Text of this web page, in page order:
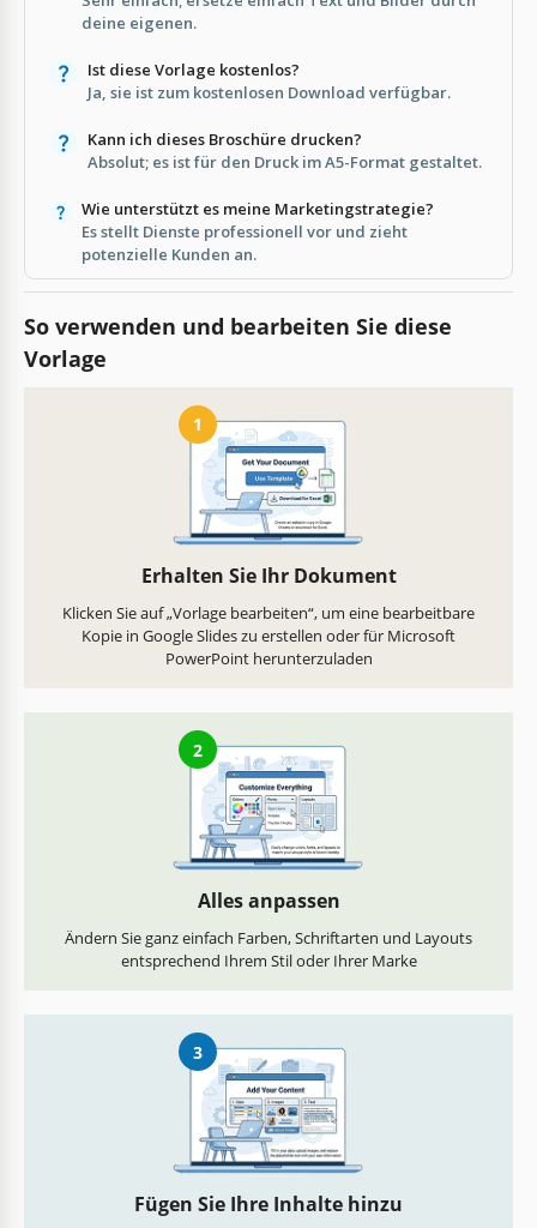
deine eigenen.
Ist diese Vorlage kostenlos?
Ja, sie ist zum kostenlosen Download verfügbar.
Kann ich dieses Broschüre drucken?
Absolut; es ist für den Druck im A5-Format gestaltet.
Wie unterstützt es meine Marketingstrategie?
Es stellt Dienste professionell vor und zieht
potenzielle Kunden an.
So verwenden und bearbeiten Sie diese
Vorlage
1
Erhalten Sie Ihr Dokument
Klicken Sie auf „Vorlage bearbeiten“, um eine bearbeitbare
Kopie in Google Slides zu erstellen oder für Microsoft
PowerPoint herunterzuladen
2
Alles anpassen
Ändern Sie ganz einfach Farben, Schriftarten und Layouts
entsprechend Ihrem Stil oder Ihrer Marke
3
Fügen Sie Ihre Inhalte hinzu